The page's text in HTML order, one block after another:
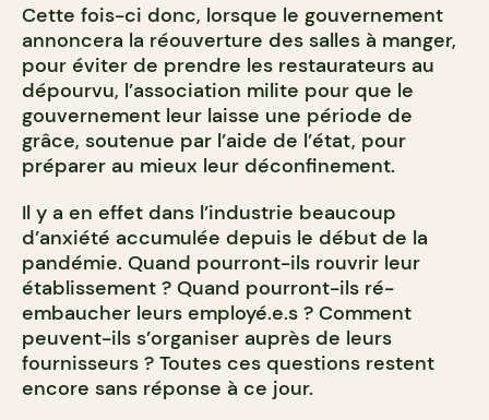
Cette fois-ci donc, lorsque le gouvernement
annoncera la réouverture des salles à manger,
pour éviter de prendre les restaurateurs au
dépourvu, l’association milite pour que le
gouvernement leur laisse une période de
grâce, soutenue par l’aide de l’état, pour
préparer au mieux leur déconfinement.
Il y a en effet dans l’industrie beaucoup
d’anxiété accumulée depuis le début de la
pandémie. Quand pourront-ils rouvrir leur
établissement ? Quand pourront-ils ré-
embaucher leurs employé.e.s ? Comment
peuvent-ils s’organiser auprès de leurs
fournisseurs ? Toutes ces questions restent
encore sans réponse à ce jour.